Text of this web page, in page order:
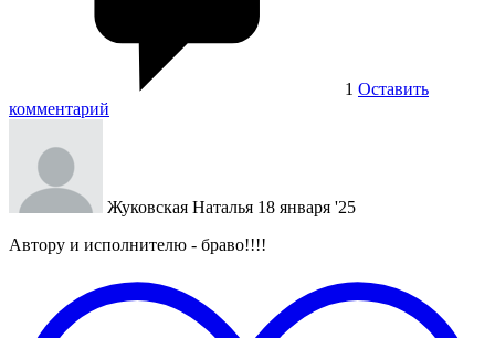
1 Оставить
комментарий
Жуковская Наталья 18 января '25
Автору и исполнителю - браво!!!!